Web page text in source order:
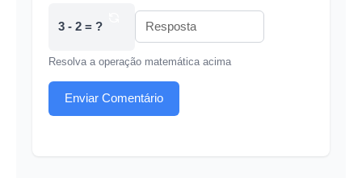
3 - 2 = ?
Resolva a operação matemática acima
Enviar Comentário